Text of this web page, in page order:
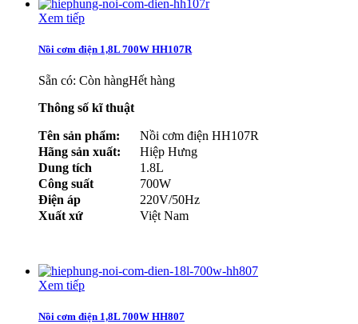
Xem tiếp
Nồi cơm điện 1,8L 700W HH107R
Sẵn có: Còn hàngHết hàng
Thông số kĩ thuật
Tên sản phẩm:
Nồi cơm điện HH107R
Hãng sản xuất:
Hiệp Hưng
Dung tích
1.8L
Công suất
700W
Điện áp
220V/50Hz
Xuất xứ
Việt Nam
Xem tiếp
Nồi cơm điện 1,8L 700W HH807